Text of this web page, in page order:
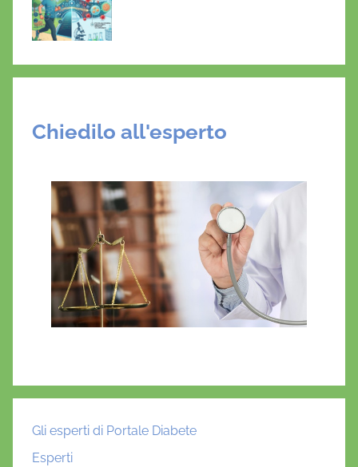
Chiedilo all'esperto
Gli esperti di Portale Diabete
Esperti